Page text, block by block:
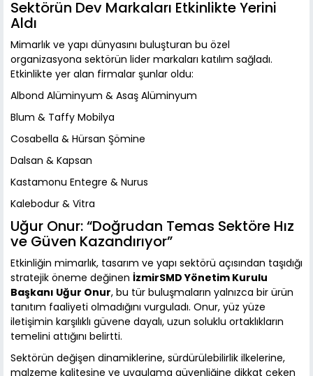
Sektörün Dev Markaları Etkinlikte Yerini
Aldı
Mimarlık ve yapı dünyasını buluşturan bu özel
organizasyona sektörün lider markaları katılım sağladı.
Etkinlikte yer alan firmalar şunlar oldu:
Albond Alüminyum & Asaş Alüminyum
Blum & Taffy Mobilya
Cosabella & Hürsan Şömine
Dalsan & Kapsan
Kastamonu Entegre & Nurus
Kalebodur & Vitra
Uğur Onur: “Doğrudan Temas Sektöre Hız
ve Güven Kazandırıyor”
Etkinliğin mimarlık, tasarım ve yapı sektörü açısından taşıdığı
stratejik öneme değinen İzmirSMD Yönetim Kurulu
Başkanı Uğur Onur, bu tür buluşmaların yalnızca bir ürün
tanıtım faaliyeti olmadığını vurguladı. Onur, yüz yüze
iletişimin karşılıklı güvene dayalı, uzun soluklu ortaklıkların
temelini attığını belirtti.
Sektörün değişen dinamiklerine, sürdürülebilirlik ilkelerine,
malzeme kalitesine ve uygulama güvenliğine dikkat çeken